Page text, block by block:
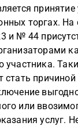
принятие
торгах. На
и № 44
участника.
стать
или
услуг.